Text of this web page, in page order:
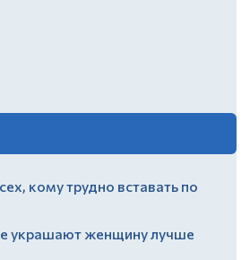
кому трудно вставать по
украшают женщину лучше